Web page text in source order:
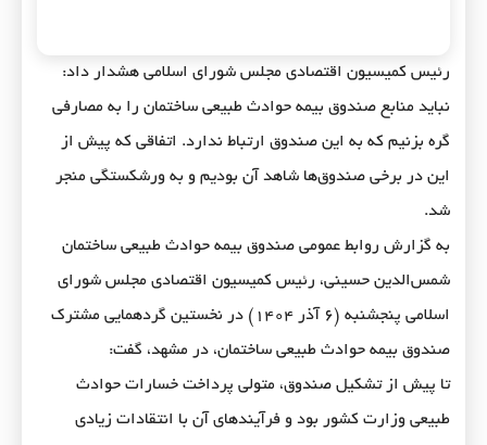
رئیس کمیسیون اقتصادی مجلس شورای اسلامی هشدار داد:
نباید منابع صندوق بیمه حوادث طبیعی ساختمان را به مصارفی
گره بزنیم که به این صندوق ارتباط ندارد. اتفاقی که پیش از
این در برخی صندوق‌ها شاهد آن بودیم و به ورشکستگی منجر
شد.
به گزارش روابط عمومی صندوق بیمه حوادث طبیعی ساختمان
شمس‌الدین حسینی، رئیس کمیسیون اقتصادی مجلس شورای
اسلامی پنجشنبه (۶ آذر ۱۴۰۴) در نخستین گردهمایی مشترک
صندوق بیمه حوادث طبیعی ساختمان، در مشهد، گفت:
تا پیش از تشکیل صندوق، متولی پرداخت خسارات حوادث
طبیعی وزارت کشور بود و فرآیند‌های آن با انتقادات زیادی